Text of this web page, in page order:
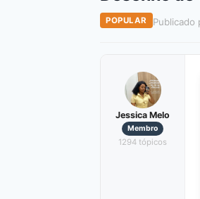
POPULAR Publicado
Jessica Melo
Membro
1294 tópicos